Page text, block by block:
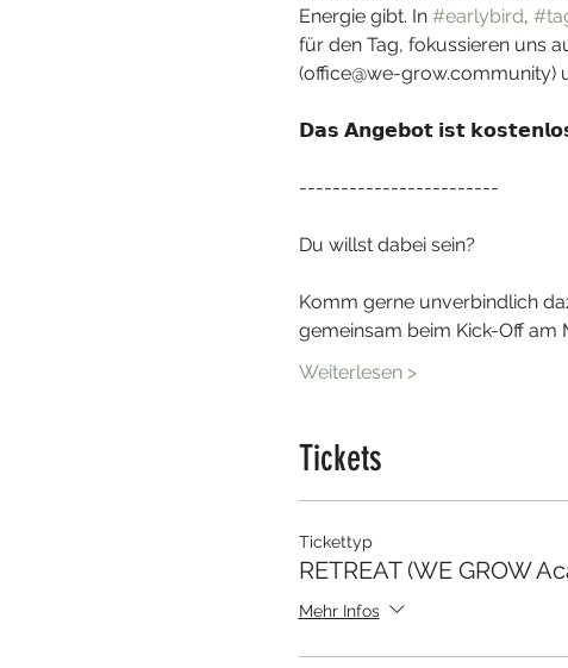
Energie gibt. In #earlybird,
für den Tag, fokussieren uns
(office@we-grow.community)
𝗗𝗮𝘀 𝗔𝗻𝗴𝗲𝗯𝗼𝘁 𝗶𝘀𝘁
------------------------
Du willst dabei sein?
Komm gerne unverbindlich
gemeinsam beim Kick-Off am
Weiterlesen >
Tickets
Tickettyp
RETREAT (WE GROW
Mehr Infos